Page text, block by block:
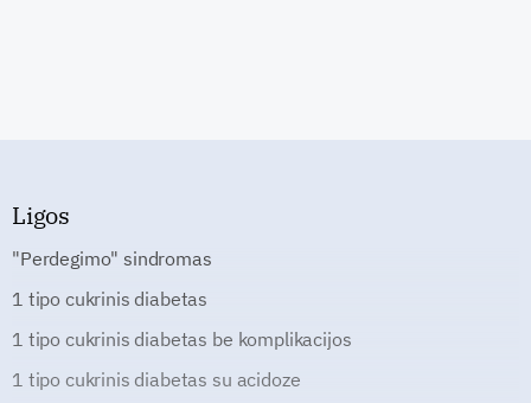
Ligos
"Perdegimo" sindromas
1 tipo cukrinis diabetas
1 tipo cukrinis diabetas be komplikacijos
1 tipo cukrinis diabetas su acidoze